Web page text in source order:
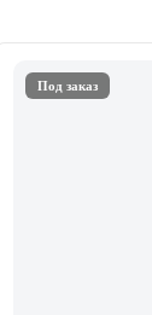
Под заказ